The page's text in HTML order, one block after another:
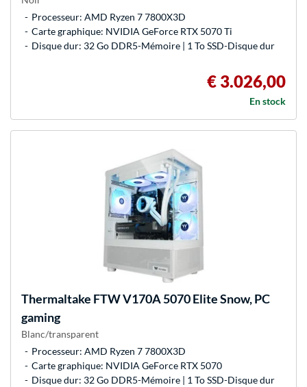
Processeur: AMD Ryzen 7 7800X3D
Carte graphique: NVIDIA GeForce RTX 5070 Ti
Disque dur: 32 Go DDR5-Mémoire | 1 To SSD-Disque dur
€ 3.026,00
En stock
Thermaltake FTW V170A 5070 Elite Snow, PC
gaming
Blanc/transparent
Processeur: AMD Ryzen 7 7800X3D
Carte graphique: NVIDIA GeForce RTX 5070
Disque dur: 32 Go DDR5-Mémoire | 1 To SSD-Disque dur